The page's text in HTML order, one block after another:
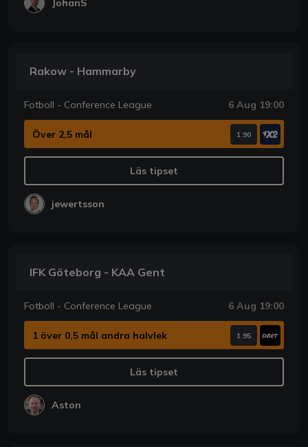
JohanS
Rakow - Hammarby
Fotboll - Conference League 6 Aug 19:00
Över 2,5 mål 1.90
Läs tipset
jewertsson
IFK Göteborg - KAA Gent
Fotboll - Conference League 6 Aug 19:00
1 över 0,5 mål andra halvlek 1.95
Läs tipset
Aston